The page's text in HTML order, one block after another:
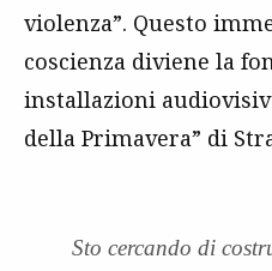
violenza”. Questo
coscienza diviene la
installazioni
della Primavera” di
Sto cercando di